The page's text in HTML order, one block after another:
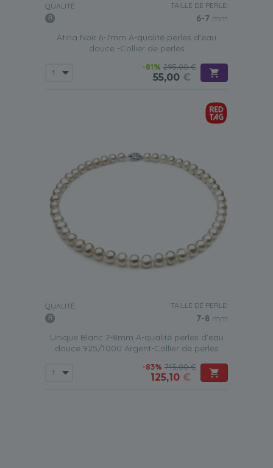
QUALITÉ: TAILLE DE PERLE:
6-7 mm
Atina Noir 6-7mm A-qualité perles d'eau
douce -Collier de perles
-81% 295,00 €
55,00 €
QUALITÉ: TAILLE DE PERLE:
7-8 mm
Unique Blanc 7-8mm A-qualité perles d'eau
douce 925/1000 Argent-Collier de perles
-83% 745,00 €
125,10 €